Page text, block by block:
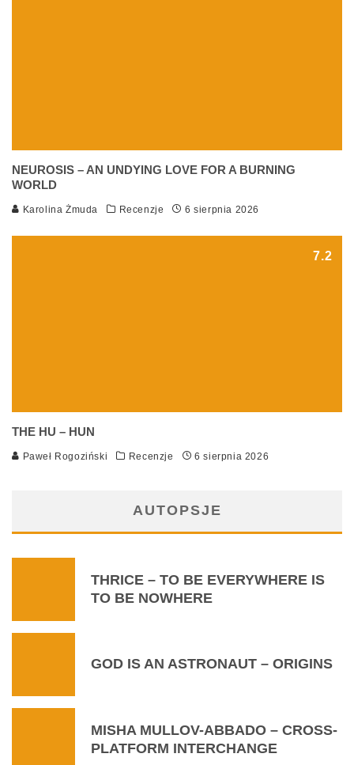
NEUROSIS – AN UNDYING LOVE FOR A BURNING
WORLD
Karolina Żmuda Recenzje 6 sierpnia 2026
7.2
THE HU – HUN
Paweł Rogoziński Recenzje 6 sierpnia 2026
AUTOPSJE
THRICE – TO BE EVERYWHERE IS
TO BE NOWHERE
GOD IS AN ASTRONAUT – ORIGINS
MISHA MULLOV-ABBADO – CROSS-
PLATFORM INTERCHANGE